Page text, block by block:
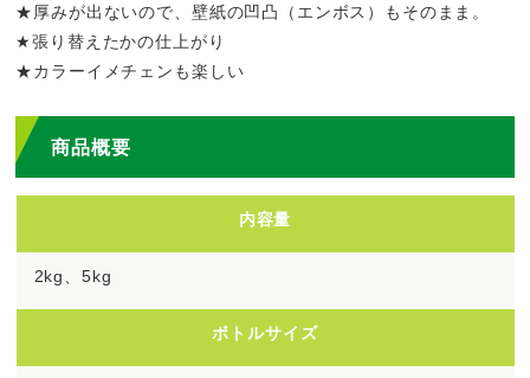
★厚みが出ないので、壁紙の凹凸（エンボス）もそのまま。
★張り替えたかの仕上がり
★カラーイメチェンも楽しい
商品概要
内容量
2kg、5kg
ボトルサイズ